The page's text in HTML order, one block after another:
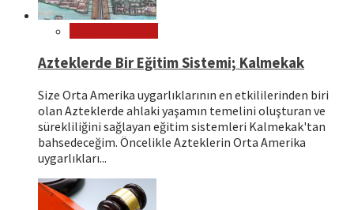
Azteklerde Bir Eğitim Sistemi; Kalmekak
Size Orta Amerika uygarlıklarının en etkililerinden biri
olan Azteklerde ahlaki yaşamın temelini oluşturan ve
sürekliliğini sağlayan eğitim sistemleri Kalmekak'tan
bahsedeceğim. Öncelikle Azteklerin Orta Amerika
uygarlıkları...